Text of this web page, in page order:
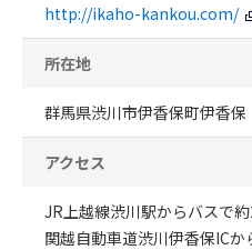
http://ikaho-kankou.com/
所在地
群馬県渋川市伊香保町伊香保
アクセス
JR上越線渋川駅からバスで
関越自動車道渋川伊香保IC